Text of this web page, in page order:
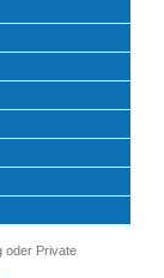
oder Private